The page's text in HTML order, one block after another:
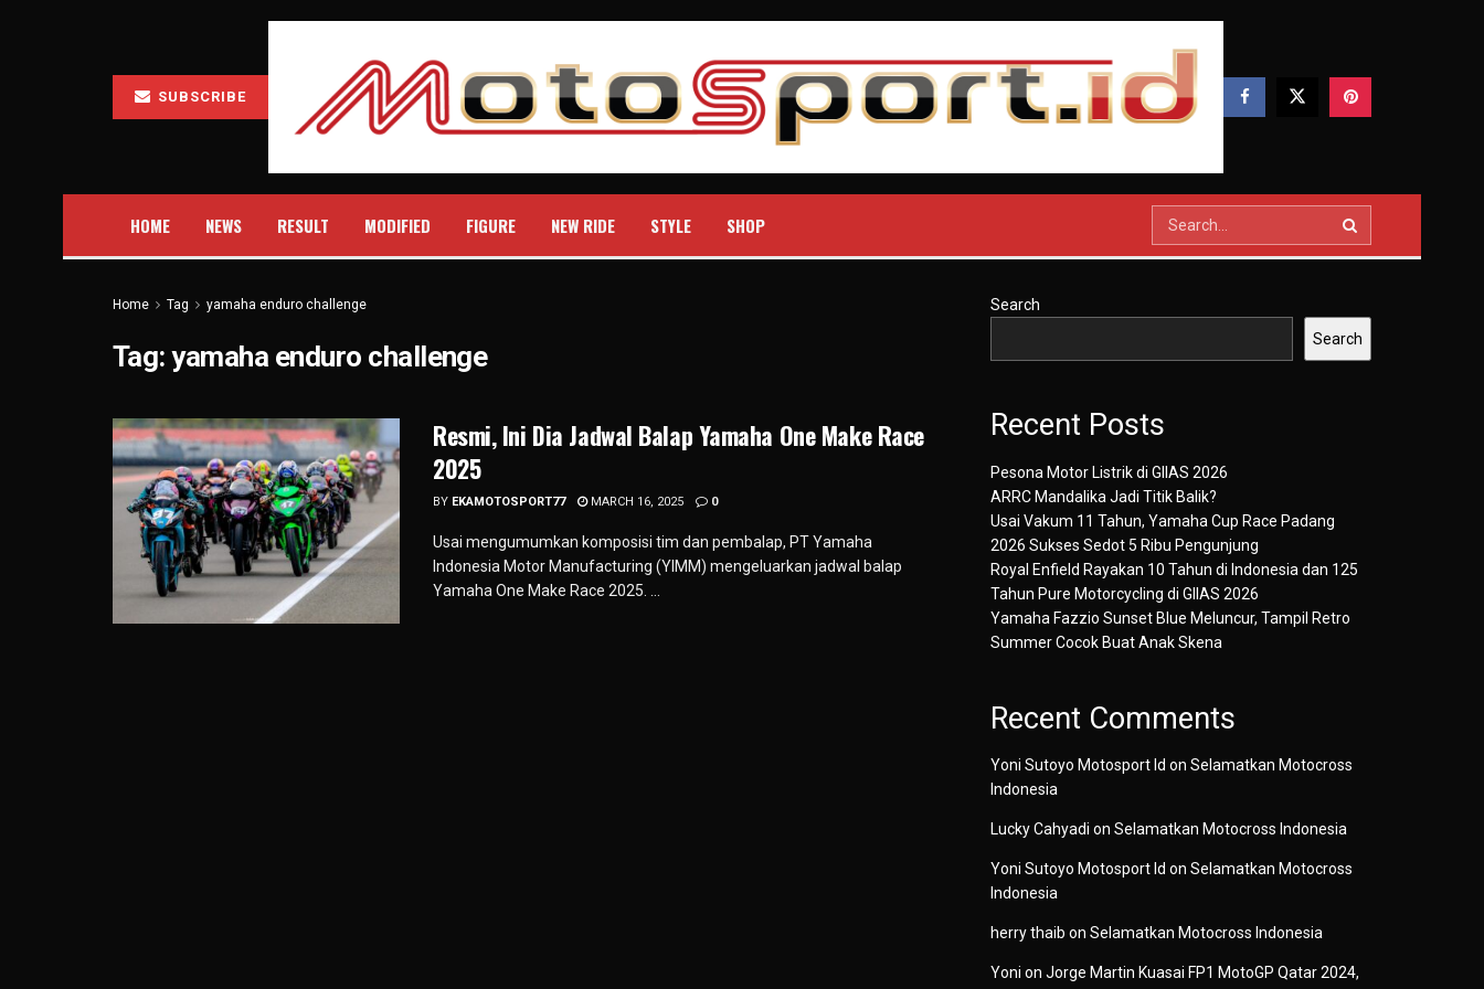
SUBSCRIBE
HOME NEWS RESULT MODIFIED FIGURE NEW RIDE STYLE SHOP
Home Tag yamaha enduro challenge
Tag:yamaha enduro challenge
Resmi, Ini Dia Jadwal Balap Yamaha One Make Race
2025
BY EKAMOTOSPORT77 MARCH 16, 2025 0
Usai mengumumkan komposisi tim dan pembalap, PT Yamaha
Indonesia Motor Manufacturing (YIMM) mengeluarkan jadwal balap
Yamaha One Make Race 2025. ...
Search
Search
Recent Posts
Pesona Motor Listrik di GIIAS 2026
ARRC Mandalika Jadi Titik Balik?
Usai Vakum 11 Tahun, Yamaha Cup Race Padang
2026 Sukses Sedot 5 Ribu Pengunjung
Royal Enfield Rayakan 10 Tahun di Indonesia dan 125
Tahun Pure Motorcycling di GIIAS 2026
Yamaha Fazzio Sunset Blue Meluncur, Tampil Retro
Summer Cocok Buat Anak Skena
Recent Comments
Yoni Sutoyo Motosport Id on Selamatkan Motocross
Indonesia
Lucky Cahyadi on Selamatkan Motocross Indonesia
Yoni Sutoyo Motosport Id on Selamatkan Motocross
Indonesia
herry thaib on Selamatkan Motocross Indonesia
Yoni on Jorge Martin Kuasai FP1 MotoGP Qatar 2024,